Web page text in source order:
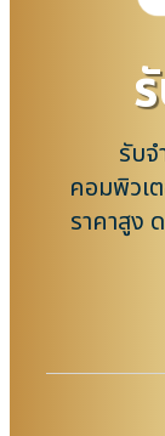
รับ
คอมพิวเ
ราคาสูง